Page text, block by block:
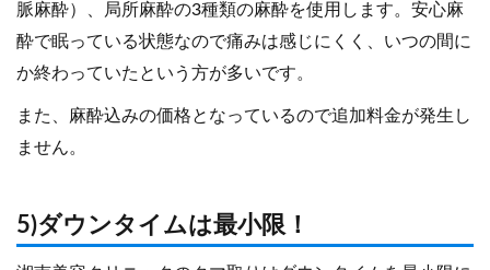
脈麻酔）、局所麻酔の3種類の麻酔を使用します。安心麻
酔で眠っている状態なので痛みは感じにくく、いつの間に
か終わっていたという方が多いです。
また、麻酔込みの価格となっているので追加料金が発生し
ません。
5)ダウンタイムは最小限！